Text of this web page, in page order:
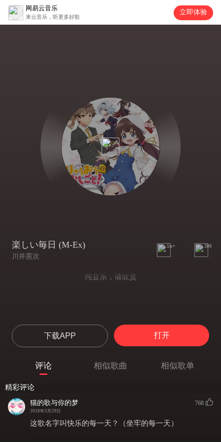
网易云音乐
来云音乐，听更多好歌
立即体验
楽しい毎日 (M-Ex)
川井憲次
1w+ 399
纯音乐，请欣赏
下载APP 打开
评论 相似歌曲 相似歌单
精彩评论
猫的歌与你的梦
2018年3月29日
768
这歌名字叫快乐的每一天？（坐牢的每一天）